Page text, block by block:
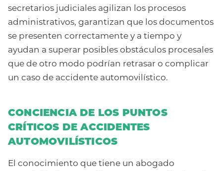
secretarios judiciales agilizan los procesos
administrativos, garantizan que los documentos
se presenten correctamente y a tiempo y
ayudan a superar posibles obstáculos procesales
que de otro modo podrían retrasar o complicar
un caso de accidente automovilístico.
CONCIENCIA DE LOS PUNTOS
CRÍTICOS DE ACCIDENTES
AUTOMOVILÍSTICOS
El conocimiento que tiene un abogado